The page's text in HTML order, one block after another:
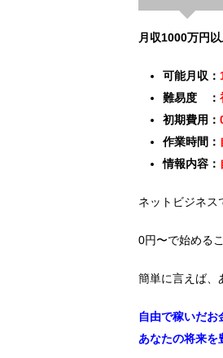
月収1000万円
可能月収：
難易度 ：
初期費用：
作業時間：
情報内容：
ネットビジネス
0円〜で始める
簡単に言えば、
自由で稼いだお
あなたの将来を